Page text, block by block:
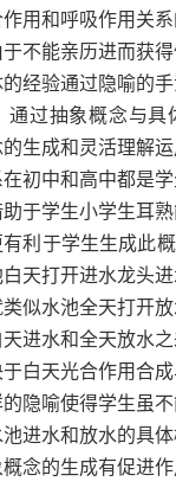
用和呼吸作用关
不能亲历进而获
经验通过隐喻的
通过抽象概念与具
生成和灵活理解
初中和高中都是
于学生小学生耳
利于学生生成此
天打开进水龙头
似水池全天打开
进水和全天放水
白天光合作用合
隐喻使得学生虽
进水和放水的具
念的生成有促进